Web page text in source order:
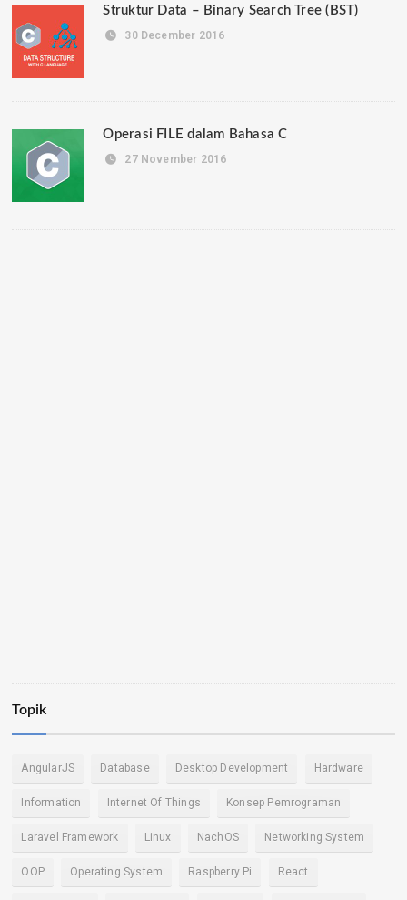
Struktur Data – Binary Search Tree (BST)
30 December 2016
Operasi FILE dalam Bahasa C
27 November 2016
Topik
AngularJS Database Desktop Development Hardware
Information Internet Of Things Konsep Pemrograman
Laravel Framework Linux NachOS Networking System
OOP Operating System Raspberry Pi React